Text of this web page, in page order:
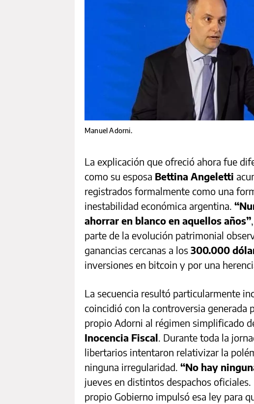
Manuel Adorni.
La explicación que ofreció ahora fue
como su esposa Bettina Angeletti
registrados formalmente como una
inestabilidad económica argentina.
ahorrar en blanco en aquellos años”
parte de la evolución patrimonial
ganancias cercanas a los 300.000
inversiones en bitcoin y por una
La secuencia resultó particularmente
coincidió con la controversia generada
propio Adorni al régimen simplificado
Inocencia Fiscal. Durante toda la
libertarios intentaron relativizar la
ninguna irregularidad. “No hay
jueves en distintos despachos
propio Gobierno impulsó esa ley para